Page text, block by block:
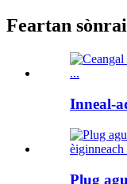
Feartan
Inneal-
Plug